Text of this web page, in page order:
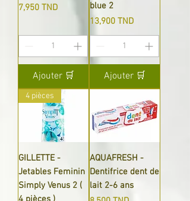
Prix
7,950 TND
Ajouter 🛒
blue 2
Prix
13,900 TND
Ajouter 🛒
4 pièces
GILLETTE -
Jetables Feminin
Simply Venus 2 (
AQUAFRESH -
Dentifrice dent de
lait 2-6 ans